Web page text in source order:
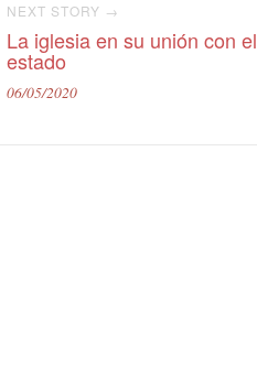
NEXT STORY →
La iglesia en su unión con el
estado
06/05/2020